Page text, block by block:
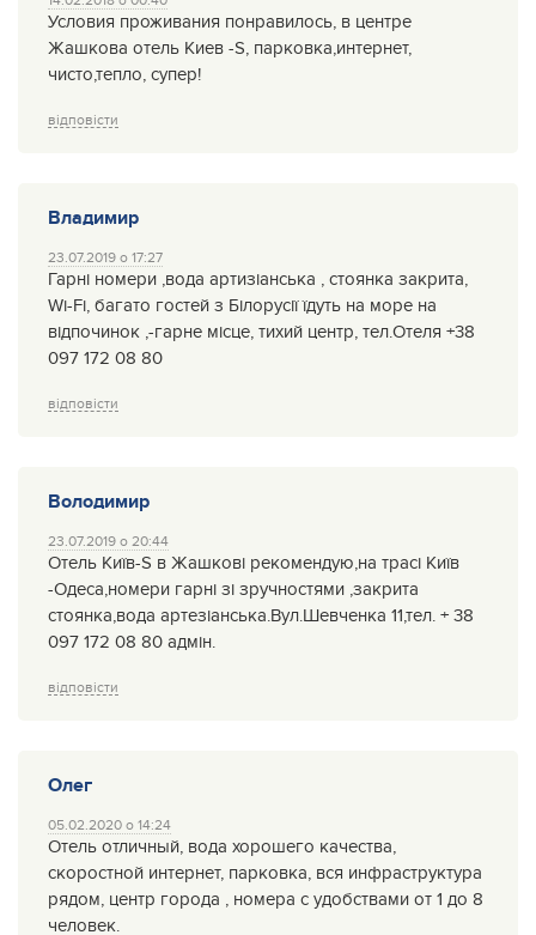
Условия проживания понравилось, в центре
Жашкова отель Киев -S, парковка,интернет,
чисто,тепло, супер!
відповісти
Владимир
23.07.2019 о 17:27
Гарні номери ,вода артизіанська , стоянка закрита,
Wi-Fi, багато гостей з Білорусії їдуть на море на
відпочинок ,-гарне місце, тихий центр, тел.Отеля +38
097 172 08 80
відповісти
Володимир
23.07.2019 о 20:44
Отель Київ-S в Жашкові рекомендую,на трасі Київ
-Одеса,номери гарні зі зручностями ,закрита
стоянка,вода артезіанська.Вул.Шевченка 11,тел. + 38
097 172 08 80 адмін.
відповісти
Олег
05.02.2020 о 14:24
Отель отличный, вода хорошего качества,
скоростной интернет, парковка, вся инфраструктура
рядом, центр города , номера с удобствами от 1 до 8
человек.